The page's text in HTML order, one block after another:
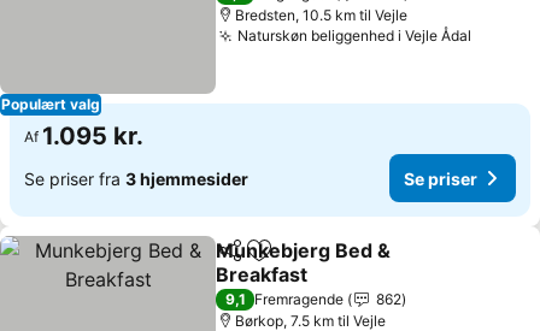
Populært valg
Bredsten, 10.5 km til Vejle
Naturskøn beliggenhed i Vejle Ådal
Af 1.095 kr.
Se priser fra 3 hjemmesider Se priser
Del Føj til favoritter
Munkebjerg Bed &
Breakfast
Se priser
9,1 Fremragende
862
Børkop, 7.5 km til Vejle